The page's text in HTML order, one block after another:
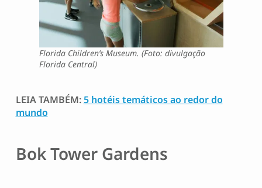
Florida Children’s Museum. (Foto: divulgação
Florida Central)
LEIA TAMBÉM:5 hotéis temáticos ao redor do
mundo
Bok Tower Gardens